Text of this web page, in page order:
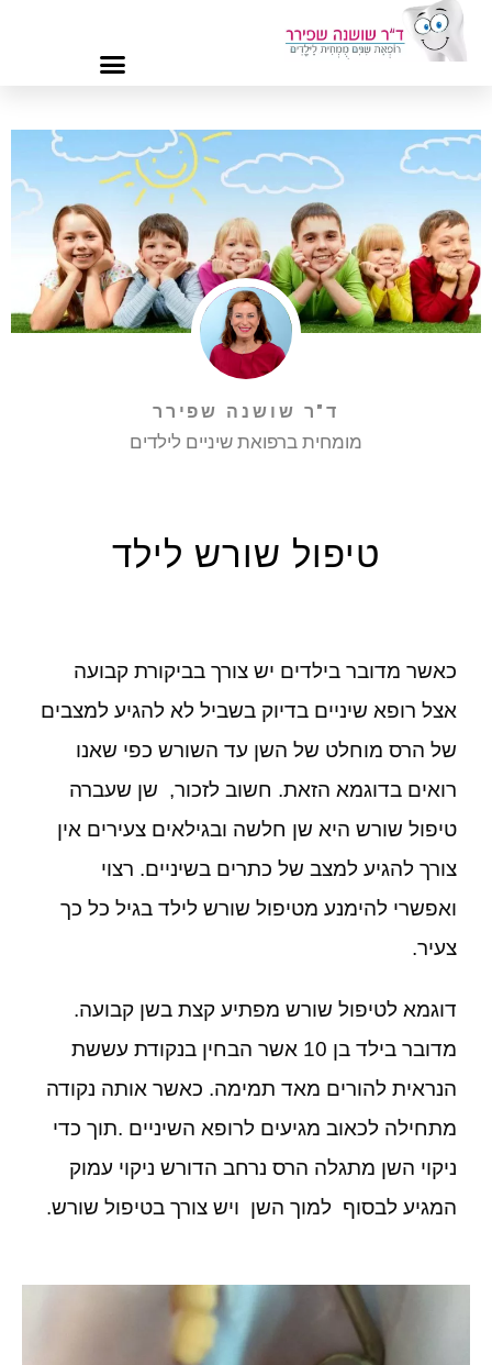
ד"ר שושנה שפירר
מומחית ברפואת שיניים לילדים
טיפול שורש לילד
כאשר מדובר בילדים יש צורך בביקורת קבועה
אצל רופא שיניים בדיוק בשביל לא להגיע למצבים
של הרס מוחלט של השן עד השורש כפי שאנו
רואים בדוגמא הזאת. חשוב לזכור, שן שעברה
טיפול שורש היא שן חלשה ובגילאים צעירים אין
צורך להגיע למצב של כתרים בשיניים. רצוי
ואפשרי להימנע מטיפול שורש לילד בגיל כל כך
צעיר.
דוגמא לטיפול שורש מפתיע קצת בשן קבועה.
מדובר בילד בן 10 אשר הבחין בנקודת עששת
הנראית להורים מאד תמימה. כאשר אותה נקודה
מתחילה לכאוב מגיעים לרופא השיניים .תוך כדי
ניקוי השן מתגלה הרס נרחב הדורש ניקוי עמוק
המגיע לבסוף למוך השן ויש צורך בטיפול שורש.